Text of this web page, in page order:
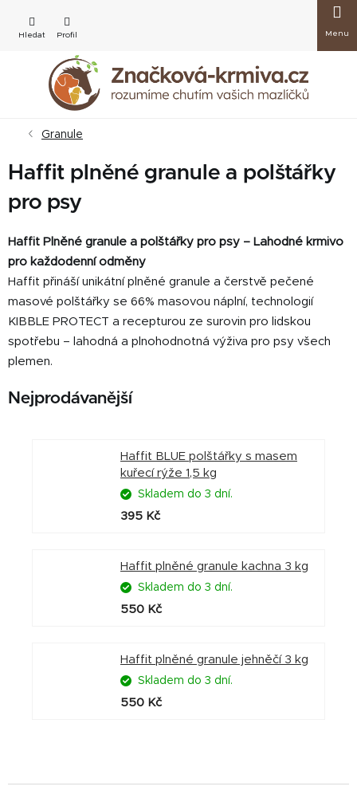
obsah
košík
Granule
Haffit plněné granule a polštářky
pro psy
Haffit Plněné granule a polštářky pro psy – Lahodné krmivo
pro každodenní odměny
Haffit přináší unikátní plněné granule a čerstvě pečené
masové polštářky se 66% masovou náplní, technologií
KIBBLE PROTECT a recepturou ze surovin pro lidskou
spotřebu – lahodná a plnohodnotná výživa pro psy všech
plemen.
Nejprodávanější
Haffit BLUE polštářky s masem
kuřecí rýže 1,5 kg
Skladem do 3 dní.
395 Kč
Haffit plněné granule kachna 3 kg
Skladem do 3 dní.
550 Kč
Haffit plněné granule jehněčí 3 kg
Skladem do 3 dní.
550 Kč